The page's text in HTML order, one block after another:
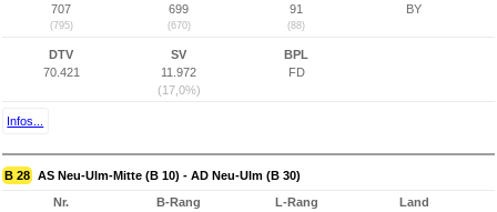
707
(795)
699
(670)
91
(88)
BY
DTV
70.421
SV
11.972
(17,0%)
BPL
FD
Infos...
B 28 AS Neu-Ulm-Mitte (B 10) - AD Neu-Ulm (B 30)
Nr.
B-Rang
L-Rang
Land